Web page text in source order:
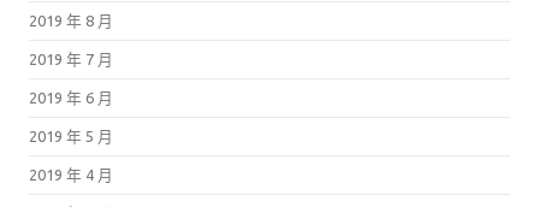
2019 年 8 月
2019 年 7 月
2019 年 6 月
2019 年 5 月
2019 年 4 月